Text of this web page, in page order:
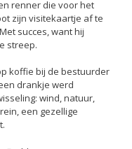
renner die voor het
zijn visitekaartje af te
succes, want hij
streep.
koffie bij de bestuurder
drankje werd
wind, natuur,
een gezellige